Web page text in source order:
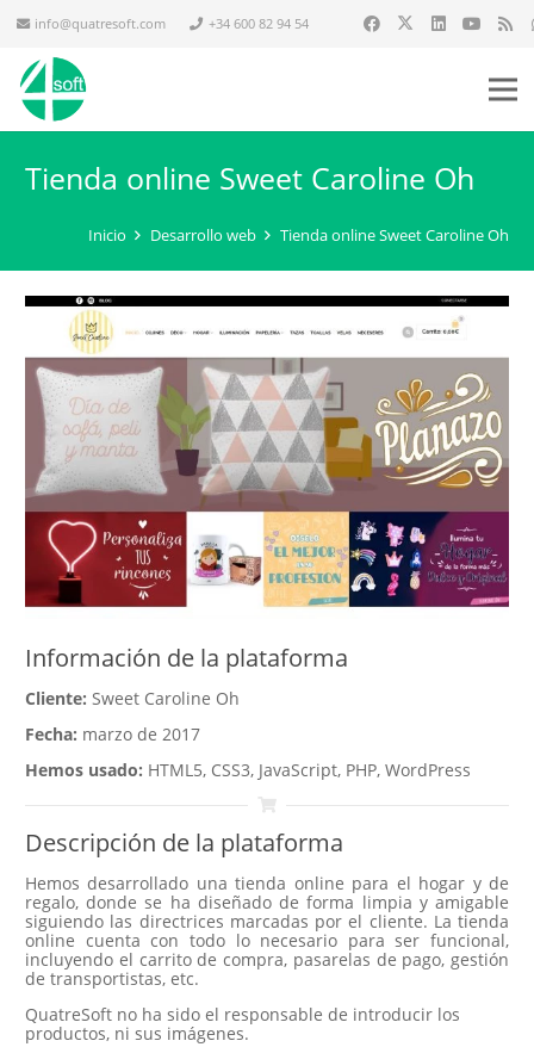
info@quatresoft.com +34 600 82 94 54
Tienda online Sweet Caroline Oh
Inicio Desarrollo web Tienda online Sweet Caroline Oh
Información de la plataforma
Cliente: Sweet Caroline Oh
Fecha: marzo de 2017
Hemos usado: HTML5, CSS3, JavaScript, PHP, WordPress
Descripción de la plataforma
Hemos desarrollado una tienda online para el hogar y de
regalo, donde se ha diseñado de forma limpia y amigable
siguiendo las directrices marcadas por el cliente. La tienda
online cuenta con todo lo necesario para ser funcional,
incluyendo el carrito de compra, pasarelas de pago, gestión
de transportistas, etc.
QuatreSoft no ha sido el responsable de introducir los
productos, ni sus imágenes.